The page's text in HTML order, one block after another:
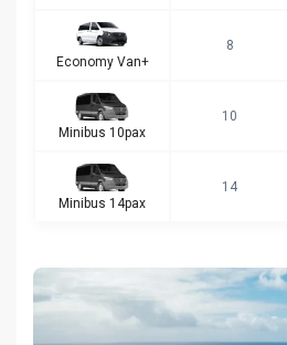
Economy Van+
8
Minibus 10pax
10
Minibus 14pax
14